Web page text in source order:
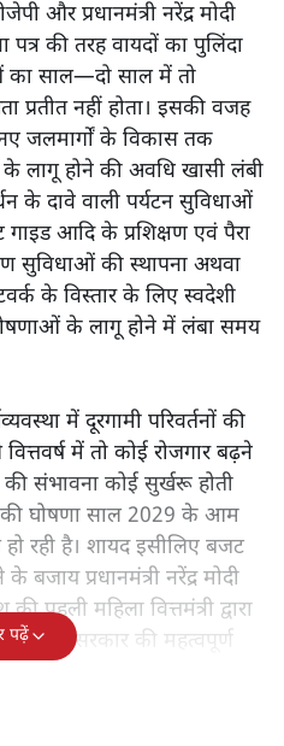
और प्रधानमंत्री नरेंद्र मोदी
पत्र की तरह वायदों का पुलिंदा
साल—दो साल में तो
प्रतीत नहीं होता। इसकी वजह
जलमार्गों के विकास तक
लागू होने की अवधि खासी लंबी
के दावे वाली पर्यटन सुविधाओं
आदि के प्रशिक्षण एवं पैरा
सुविधाओं की स्थापना अथवा
के विस्तार के लिए स्वदेशी
के लागू होने में लंबा समय
में दूरगामी परिवर्तनों की
में तो कोई रोजगार बढ़ने
संभावना कोई सुर्खरू होती
की घोषणा साल 2029 के आम
रही है। शायद इसीलिए बजट
प्रधानमंत्री नरेंद्र मोदी
पहली महिला वित्तमंत्री द्वारा
अपनी सरकार की महत्वपूर्ण
पढ़ें